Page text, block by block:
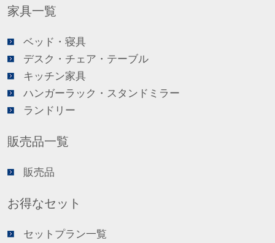
家具一覧
ベッド・寝具
デスク・チェア・テーブル
キッチン家具
ハンガーラック・スタンドミラー
ランドリー
販売品一覧
販売品
お得なセット
セットプラン一覧